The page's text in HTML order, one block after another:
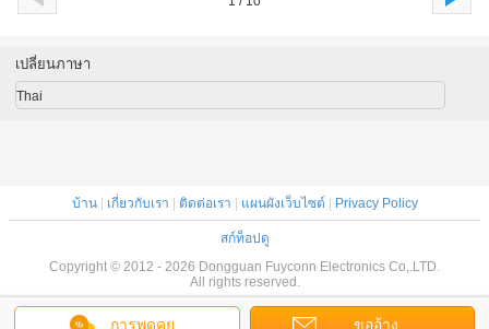
การพูดคุย ขออ้าง
เปลี่ยนภาษา
Thai
บ้าน| เกี่ยวกับเรา ติดต่อเรา แผนผังเว็บไซต์ Privacy Policy
สก์ท็อปดู
Copyright © 2012 - 2026 Dongguan Fuyconn Electronics Co,.LTD.
All rights reserved.